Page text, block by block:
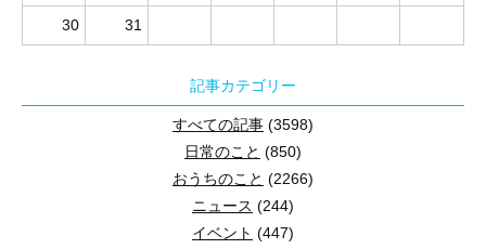
30 31
記事カテゴリー
すべての記事 (3598)
日常のこと (850)
おうちのこと (2266)
ニュース (244)
イベント (447)